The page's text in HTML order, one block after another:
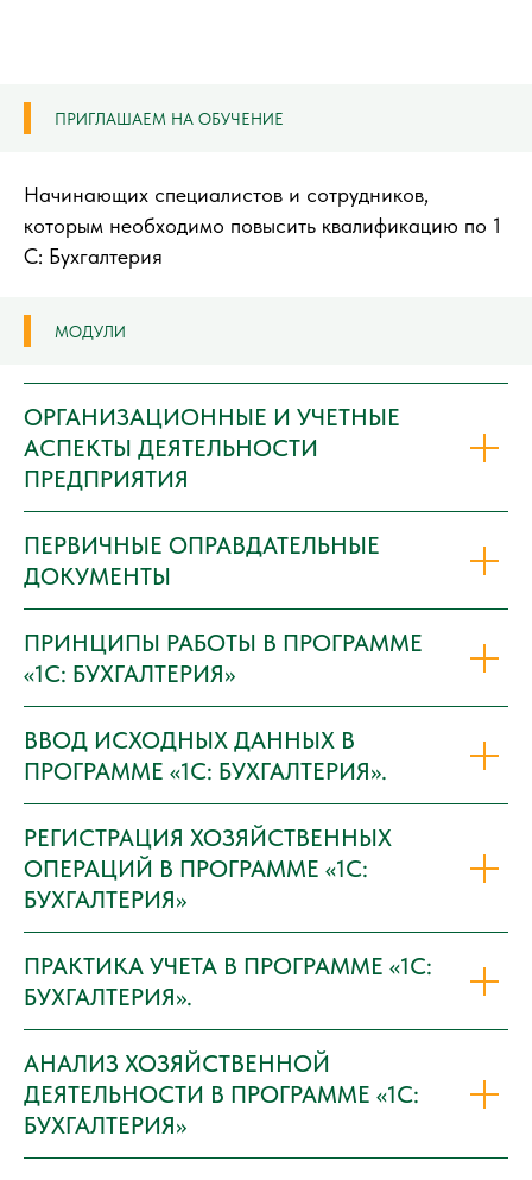
ПРИГЛАШАЕМ НА ОБУЧЕНИЕ
Начинающих специалистов и сотрудников,
которым необходимо повысить квалификацию по 1
С: Бухгалтерия
МОДУЛИ
ОРГАНИЗАЦИОННЫЕ И УЧЕТНЫЕ
АСПЕКТЫ ДЕЯТЕЛЬНОСТИ
ПРЕДПРИЯТИЯ
ПЕРВИЧНЫЕ ОПРАВДАТЕЛЬНЫЕ
ДОКУМЕНТЫ
ПРИНЦИПЫ РАБОТЫ В ПРОГРАММЕ
«1С: БУХГАЛТЕРИЯ»
ВВОД ИСХОДНЫХ ДАННЫХ В
ПРОГРАММЕ «1С: БУХГАЛТЕРИЯ».
РЕГИСТРАЦИЯ ХОЗЯЙСТВЕННЫХ
ОПЕРАЦИЙ В ПРОГРАММЕ «1С:
БУХГАЛТЕРИЯ»
ПРАКТИКА УЧЕТА В ПРОГРАММЕ «1С:
БУХГАЛТЕРИЯ».
АНАЛИЗ ХОЗЯЙСТВЕННОЙ
ДЕЯТЕЛЬНОСТИ В ПРОГРАММЕ «1С:
БУХГАЛТЕРИЯ»